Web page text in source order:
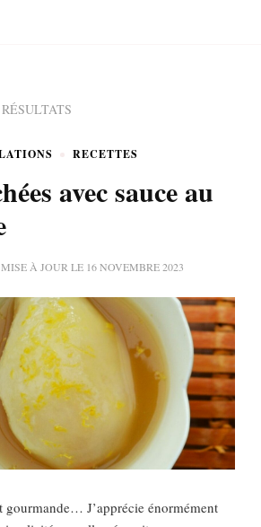
RECETTES
avec sauce au
MISE À JOUR LE 16 NOVEMBRE 2023
gourmande… J’apprécie énormément